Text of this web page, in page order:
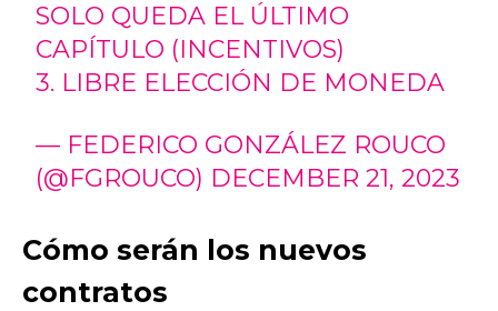
SOLO QUEDA EL ÚLTIMO
CAPÍTULO (INCENTIVOS)
3. LIBRE ELECCIÓN DE MONEDA
— FEDERICO GONZÁLEZ ROUCO
(@FGROUCO) DECEMBER 21, 2023
Cómo serán los nuevos
contratos